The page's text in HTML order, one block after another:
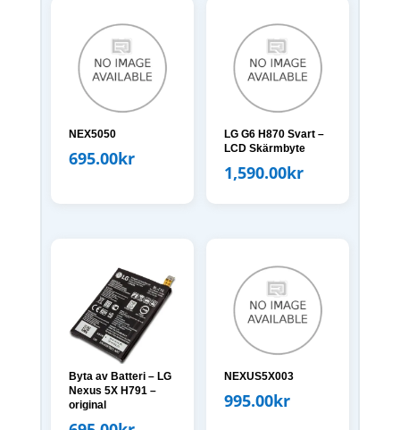
NEX5050
695.00kr
LG G6 H870 Svart –
LCD Skärmbyte
1,590.00kr
Byta av Batteri – LG
Nexus 5X H791 –
original
NEXUS5X003
995.00kr